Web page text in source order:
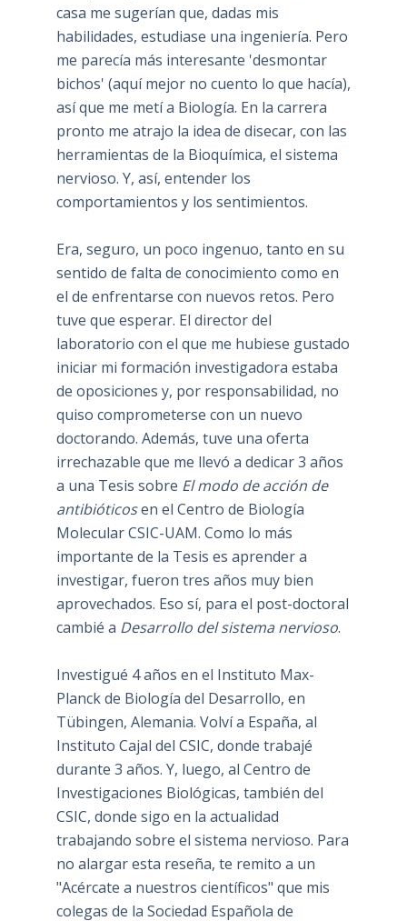
casa me sugerían que, dadas mis
habilidades, estudiase una ingeniería. Pero
me parecía más interesante 'desmontar
bichos' (aquí mejor no cuento lo que hacía),
así que me metí a Biología. En la carrera
pronto me atrajo la idea de disecar, con las
herramientas de la Bioquímica, el sistema
nervioso. Y, así, entender los
comportamientos y los sentimientos.
Era, seguro, un poco ingenuo, tanto en su
sentido de falta de conocimiento como en
el de enfrentarse con nuevos retos. Pero
tuve que esperar. El director del
laboratorio con el que me hubiese gustado
iniciar mi formación investigadora estaba
de oposiciones y, por responsabilidad, no
quiso comprometerse con un nuevo
doctorando. Además, tuve una oferta
irrechazable que me llevó a dedicar 3 años
a una Tesis sobre El modo de acción de
antibióticosen el Centro de Biología
Molecular CSIC-UAM. Como lo más
importante de la Tesis es aprender a
investigar, fueron tres años muy bien
aprovechados. Eso sí, para el post-doctoral
cambié a Desarrollo del sistema nervioso.
Investigué 4 años en el Instituto Max-
Planck de Biología del Desarrollo, en
Tübingen, Alemania. Volví a España, al
Instituto Cajal del CSIC, donde trabajé
durante 3 años. Y, luego, al Centro de
Investigaciones Biológicas, también del
CSIC, donde sigo en la actualidad
trabajando sobre el sistema nervioso. Para
no alargar esta reseña, te remito a un
"Acércate a nuestros científicos" que mis
colegas de la Sociedad Española de